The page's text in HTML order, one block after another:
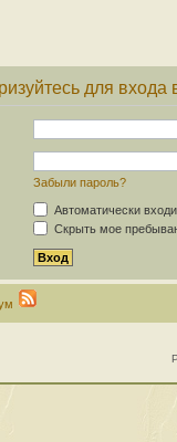
для
Забыли пароль?
Автоматически
Скрыть мое